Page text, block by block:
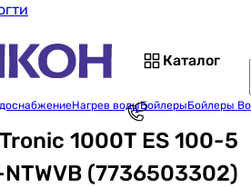
Каталог
Нагрев водыБойлерыБойлеры
1000T ES 100-5
NTWVB (7736503302)